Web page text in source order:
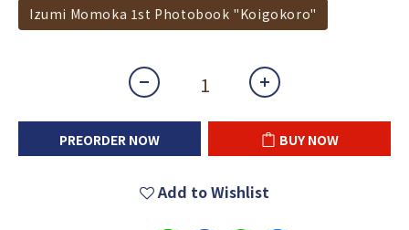
Izumi Momoka 1st Photobook "Koigokoro"
PREORDER NOW BUY NOW
Add to Wishlist